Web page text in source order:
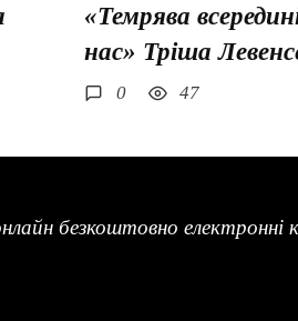
«Темрява
нас» Тріша
0 47
безкоштовно електронні